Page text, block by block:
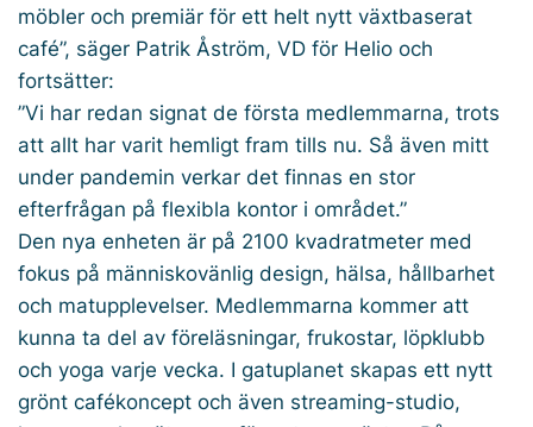
möbler och premiär för ett helt nytt växtbaserat
café”, säger Patrik Åström, VD för Helio och
fortsätter:
”Vi har redan signat de första medlemmarna, trots
att allt har varit hemligt fram tills nu. Så även mitt
under pandemin verkar det finnas en stor
efterfrågan på flexibla kontor i området.”
Den nya enheten är på 2100 kvadratmeter med
fokus på människovänlig design, hälsa, hållbarhet
och matupplevelser. Medlemmarna kommer att
kunna ta del av föreläsningar, frukostar, löpklubb
och yoga varje vecka. I gatuplanet skapas ett nytt
grönt cafékoncept och även streaming-studio,